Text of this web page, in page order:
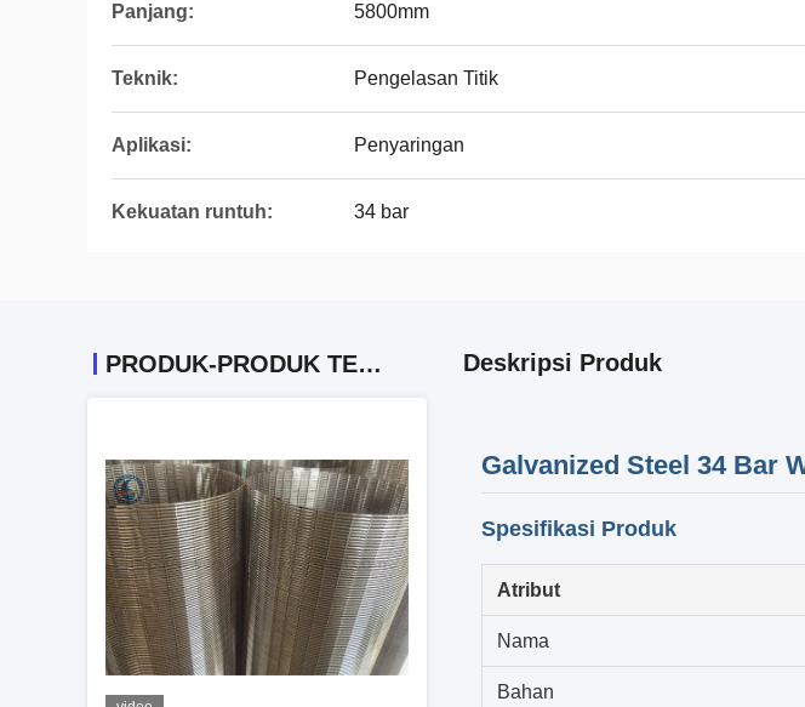
Panjang: 5800mm
Teknik: Pengelasan Titik
Aplikasi: Penyaringan
Kekuatan runtuh: 34 bar
PRODUK-PRODUK TERKAIT Deskripsi Produk
Galvanized Steel 34 Bar
Spesifikasi Produk
Atribut
Nama
Bahan